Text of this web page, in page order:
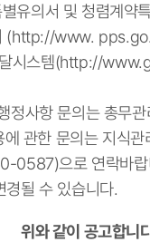
유의서 및 청렴계약
(http://www.
시스템(http://
정사항 문의는 총무
에 관한 문의는 지식
0587)으로 연락바랍
경될 수 있습니다.
위와 같이 공고합니